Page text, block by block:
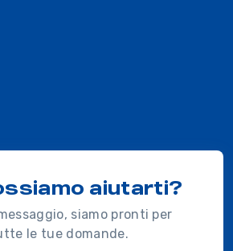
aiutarti?
siamo pronti per
le tue domande.